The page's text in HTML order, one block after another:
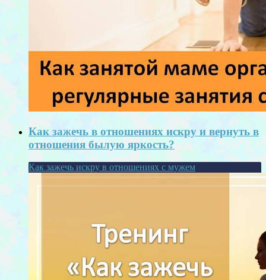
Как зажечь в отношениях искру и вернуть в
отношения былую яркость?
Как зажечь искру в отношениях с мужем